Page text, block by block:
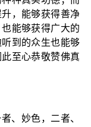
，能够获得善净
能够获得广大的
到的众生也能够
至心恭敬赞佛真
、妙色，二者、